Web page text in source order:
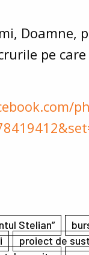
Doamne,
pe
Stelian”
proiect de